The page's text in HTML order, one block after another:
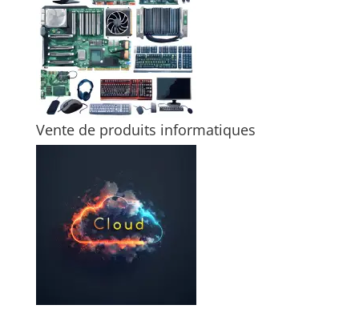
Vente de produits informatiques